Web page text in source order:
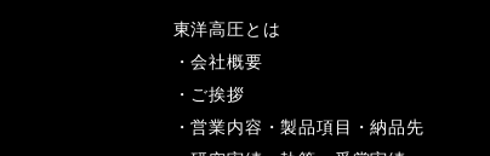
東洋高圧とは
・会社概要
・ご挨拶
・営業内容・製品項目・納品先